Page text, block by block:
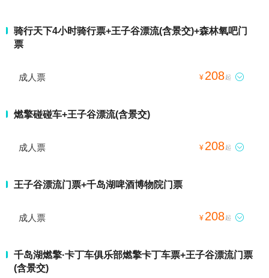
骑行天下4小时骑行票+王子谷漂流(含景交)+森林氧吧门
票
成人票 ¥ 208起 
燃擎碰碰车+王子谷漂流(含景交)
成人票 ¥ 208起 
王子谷漂流门票+千岛湖啤酒博物院门票
成人票 ¥ 208起 
千岛湖燃擎·卡丁车俱乐部燃擎卡丁车票+王子谷漂流门票
(含景交)